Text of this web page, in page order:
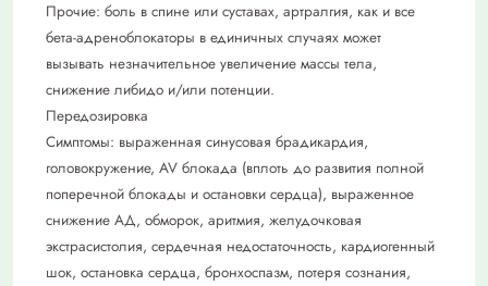
Прочие: боль в спине или суставах, артралгия, как и все
бета-адреноблокаторы в единичных случаях может
вызывать незначительное увеличение массы тела,
снижение либидо и/или потенции.
Передозировка
Симптомы: выраженная синусовая брадикардия,
головокружение, AV блокада (вплоть до развития полной
поперечной блокады и остановки сердца), выраженное
снижение АД, обморок, аритмия, желудочковая
экстрасистолия, сердечная недостаточность, кардиогенный
шок, остановка сердца, бронхоспазм, потеря сознания,